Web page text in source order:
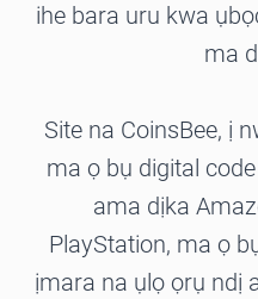
ihe bara uru kwa
ma
Site na CoinsBee, ị
ma ọ bụ digital
ama dịka
PlayStation, ma ọ
ịmara na ụlọ ọrụ ndị